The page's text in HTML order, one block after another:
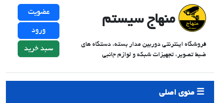
منهاج سیستم
عضویت
ورود
سبد خرید
فروشگاه اینترنتی دوربین مدار بسته، دستگاه های
ضبط تصویر، تجهیزات شبکه و لوازم جانبی
منوی اصلی